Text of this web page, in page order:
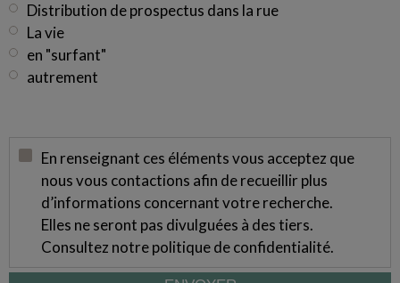
Distribution de prospectus dans la rue
La vie
en "surfant"
autrement
En renseignant ces éléments vous acceptez que
nous vous contactions afin de recueillir plus
d’informations concernant votre recherche.
Elles ne seront pas divulguées à des tiers.
Consultez notrepolitique de confidentialité.